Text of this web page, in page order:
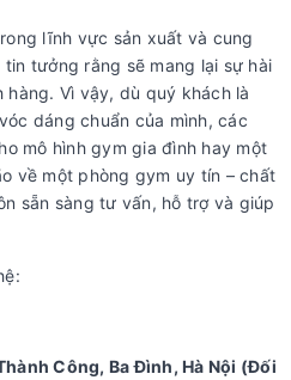
lĩnh vực sản xuất và cung
tưởng rằng sẽ mang lại sự hài
Vì vậy, dù quý khách là
dáng chuẩn của mình, các
mô hình gym gia đình hay một
về một phòng gym uy tín – chất
sẵn sàng tư vấn, hỗ trợ và giúp
Công, Ba Đình, Hà Nội (Đối